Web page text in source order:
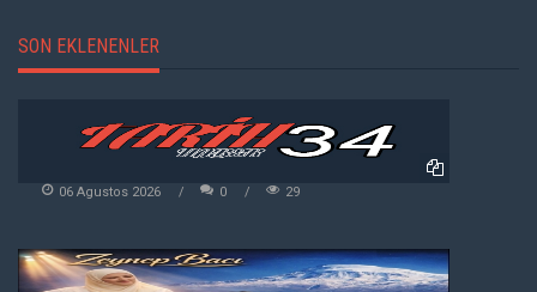
SON EKLENENLER
06 Agustos 2026 0 29